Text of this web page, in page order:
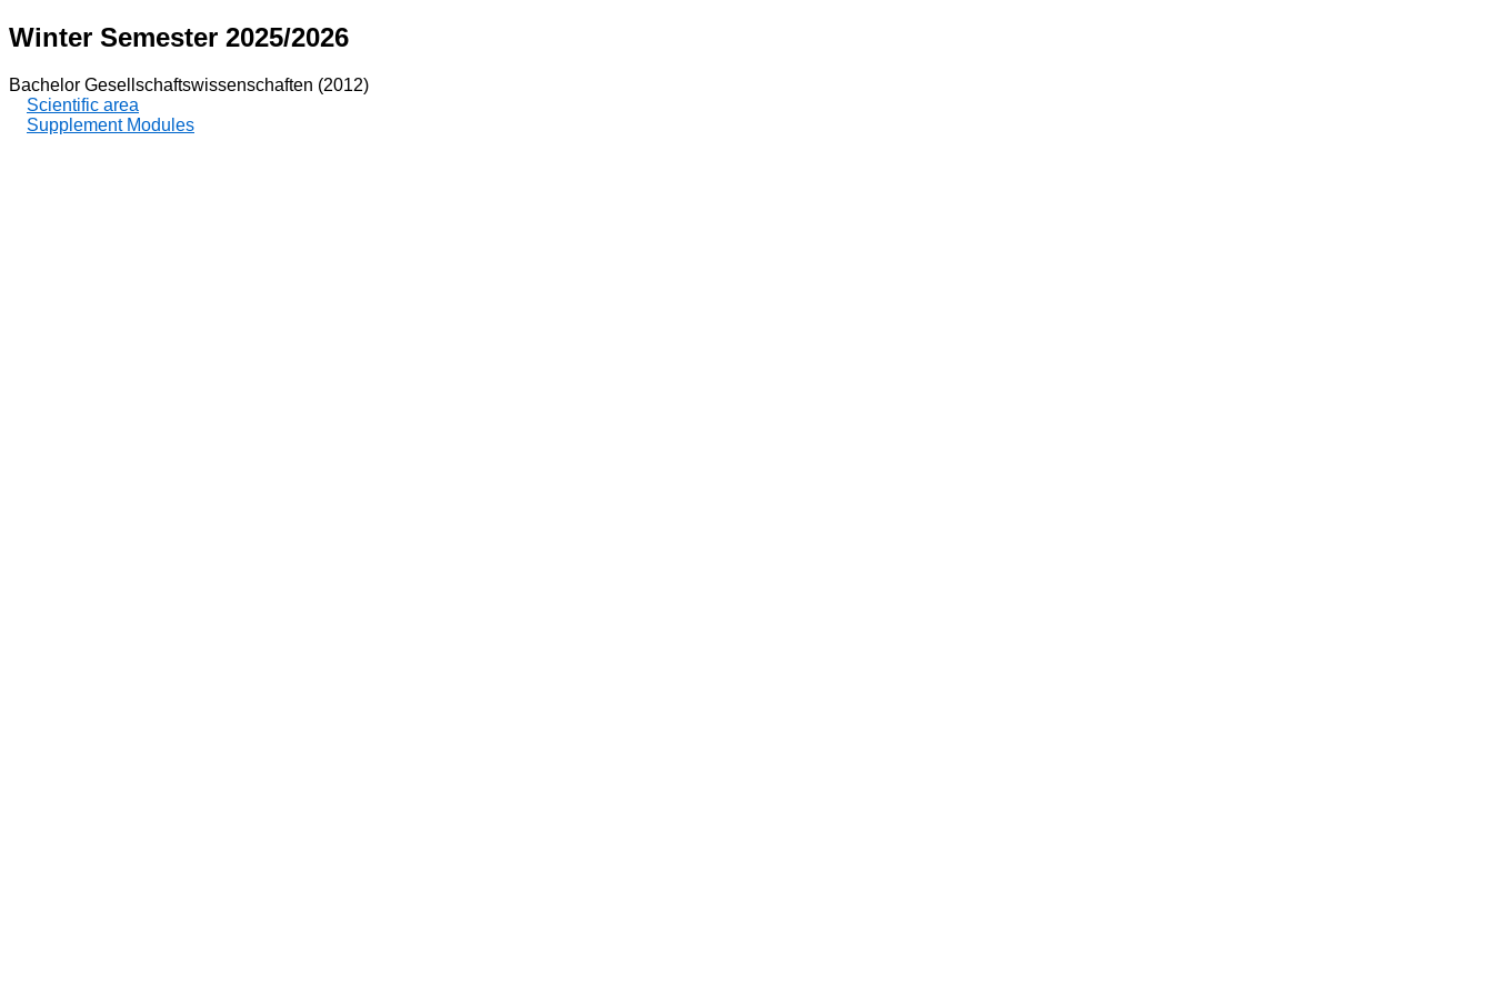
Winter Semester 2025/2026
Bachelor Gesellschaftswissenschaften (2012)
Scientific area
Supplement Modules